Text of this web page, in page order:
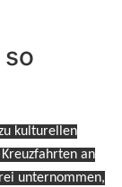
kulturellen
an
unternommen,